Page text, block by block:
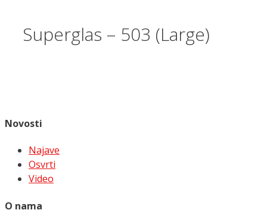
Superglas – 503 (Large)
Novosti
Najave
Osvrti
Video
O nama